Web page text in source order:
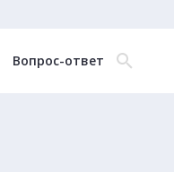
Вопрос-ответ